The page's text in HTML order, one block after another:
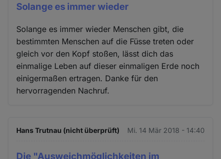
Solange es immer wieder
Solange es immer wieder Menschen gibt, die
bestimmten Menschen auf die Füsse treten oder
gleich vor den Kopf stoßen, lässt dich das
einmalige Leben auf dieser einmaligen Erde noch
einigermaßen ertragen. Danke für den
hervorragenden Nachruf.
Hans Trutnau (nicht überprüft) Mi. 14 Mär 2018 - 14:40
Die "Ausweichmöglichkeiten im